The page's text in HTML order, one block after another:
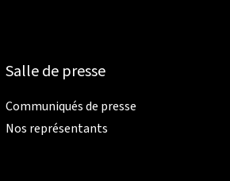
Salle de presse
Communiqués de presse
Nos représentants